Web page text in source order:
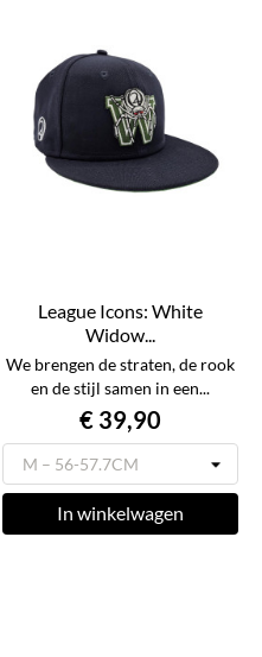
League Icons: White
Widow...
We brengen de straten, de rook
en de stijl samen in een...
€ 39,90
In winkelwagen